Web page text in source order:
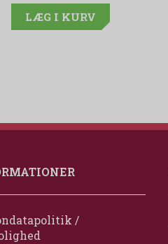
LÆG I KURV
/